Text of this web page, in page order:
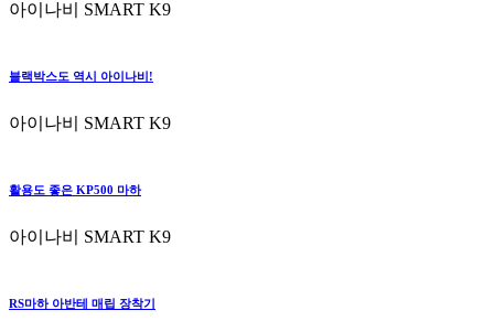
아이나비 SMART K9
블랙박스도 역시 아이나비!
아이나비 SMART K9
활용도 좋은 KP500 마하
아이나비 SMART K9
RS마하 아반테 매립 장착기